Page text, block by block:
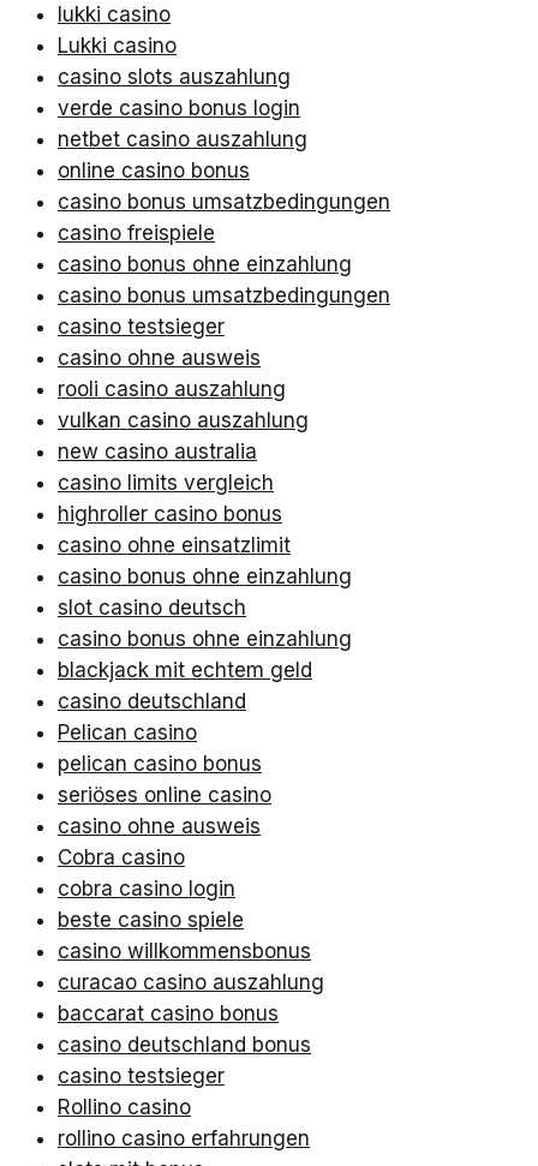
lukki casino
Lukki casino
casino slots auszahlung
verde casino bonus login
netbet casino auszahlung
online casino bonus
casino bonus umsatzbedingungen
casino freispiele
casino bonus ohne einzahlung
casino bonus umsatzbedingungen
casino testsieger
casino ohne ausweis
rooli casino auszahlung
vulkan casino auszahlung
new casino australia
casino limits vergleich
highroller casino bonus
casino ohne einsatzlimit
casino bonus ohne einzahlung
slot casino deutsch
casino bonus ohne einzahlung
blackjack mit echtem geld
casino deutschland
Pelican casino
pelican casino bonus
seriöses online casino
casino ohne ausweis
Cobra casino
cobra casino login
beste casino spiele
casino willkommensbonus
curacao casino auszahlung
baccarat casino bonus
casino deutschland bonus
casino testsieger
Rollino casino
rollino casino erfahrungen